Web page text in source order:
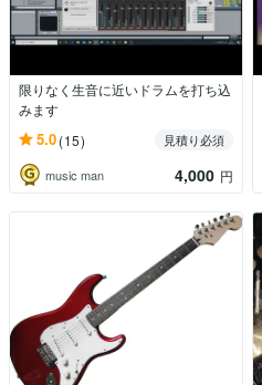
限りなく生音に近いドラムを打ち込
みます
5.0(15)
見積り必須
music man
4,000 円